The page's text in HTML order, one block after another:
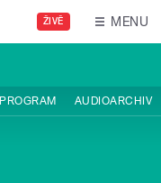
ŽIVĚ MENU
PROGRAM AUDIOARCHIV